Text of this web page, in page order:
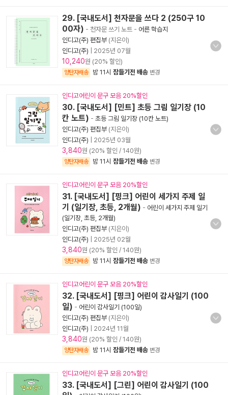
29. [국내도서] 천자문을 쓰다 2 (250구 10
00자) - 천자문 쓰기 노트 - 어른 학습지
인디고(주) 편집부 (지은이)
인디고(주)
2025년 07월
10,240원 (20% 할인)
양탄자배송 밤 11시 잠들기전 배송 변경
인디고어린이 문구 모음 20%할인
30. [국내도서] [민트] 초등 그림 일기장 (10
칸 노트) - 초등 그림 일기장 (10칸 노트)
인디고(주) 편집부 (지은이)
인디고(주)
2025년 03월
3,840원 (20% 할인 / 140원)
양탄자배송 밤 11시 잠들기전 배송 변경
인디고어린이 문구 모음 20%할인
31. [국내도서] [핑크] 어린이 세가지 주제 일
기 (일기장, 초등, 2개월) - 어린이 세가지 주제 일기
(일기장, 초등, 2개월)
인디고(주) 편집부 (지은이)
인디고(주)
2025년 02월
3,840원 (20% 할인 / 140원)
양탄자배송 밤 11시 잠들기전 배송 변경
인디고어린이 문구 모음 20%할인
32. [국내도서] [핑크] 어린이 감사일기 (100
일) - 어린이 감사일기 (100일)
인디고(주) 편집부 (지은이)
인디고(주)
2024년 11월
3,840원 (20% 할인 / 140원)
양탄자배송 밤 11시 잠들기전 배송 변경
인디고어린이 문구 모음 20%할인
33. [국내도서] [그린] 어린이 감사일기 (100